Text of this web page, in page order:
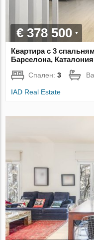
€ 378 500
Квартира с 3
Барселона,
Спален:3
IAD Real Estate